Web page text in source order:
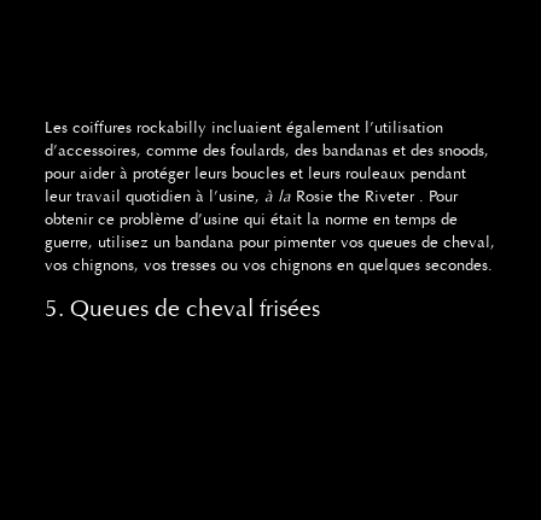
Les coiffures rockabilly incluaient également l’utilisation
d’accessoires, comme des foulards, des bandanas et des snoods,
pour aider à protéger leurs boucles et leurs rouleaux pendant
leur travail quotidien à l’usine, à la Rosie the Riveter . Pour
obtenir ce problème d’usine qui était la norme en temps de
guerre, utilisez un bandana pour pimenter vos queues de cheval,
vos chignons, vos tresses ou vos chignons en quelques secondes.
5. Queues de cheval frisées